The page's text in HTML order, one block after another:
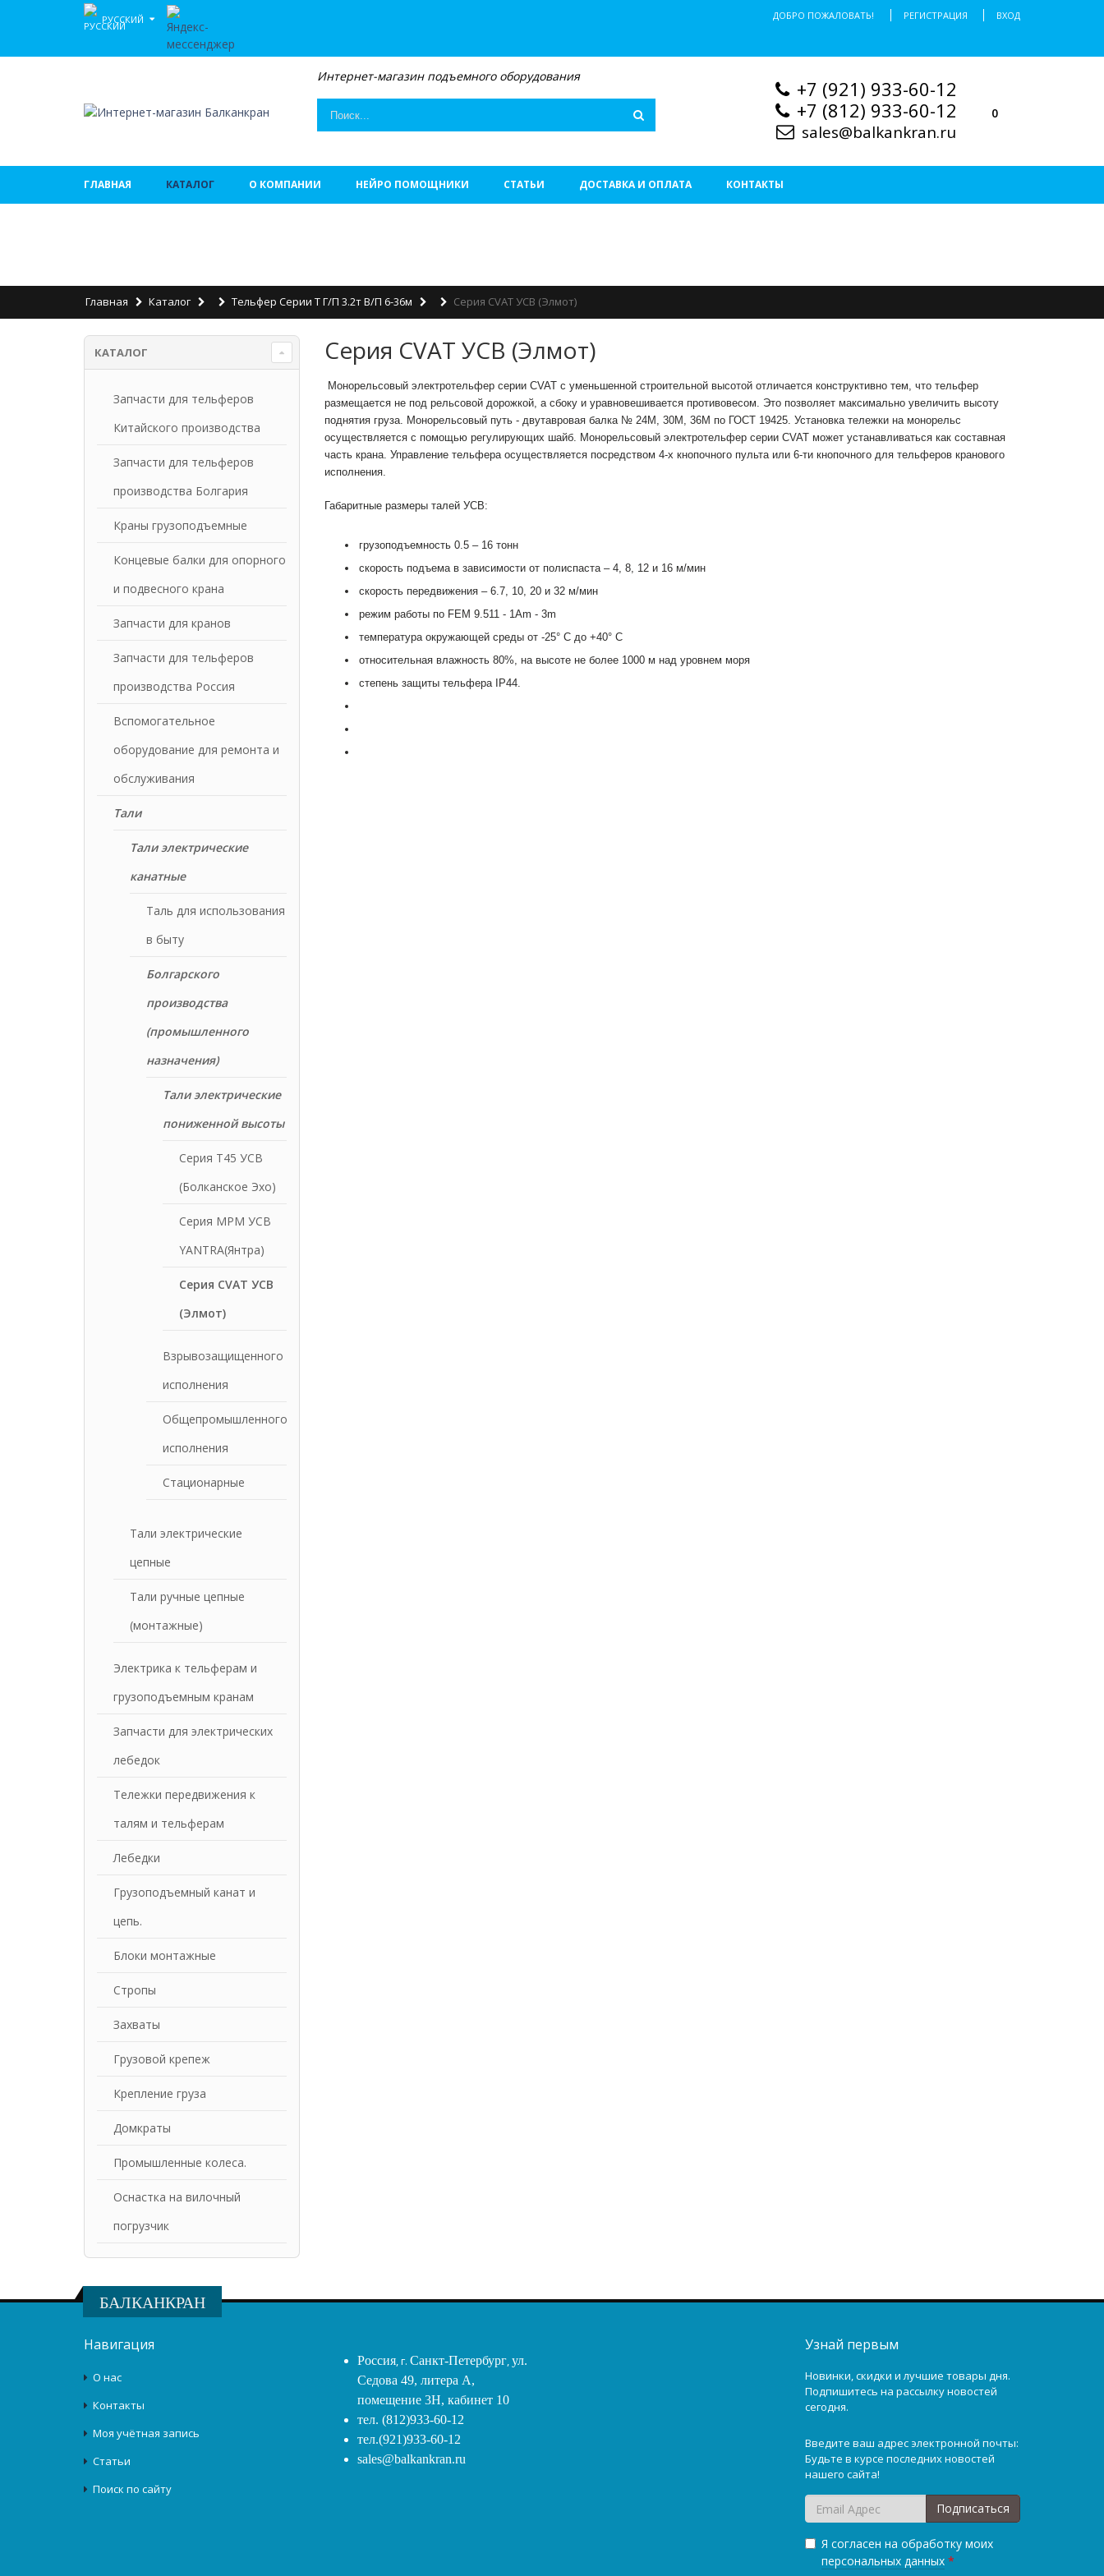
РУССКИЙ РЕГИСТРАЦИЯ ВХОД
ДОБРО ПОЖАЛОВАТЬ!
+7 (921) 933-60-12
+7 (812) 933-60-12
sales@balkankran.ru
0
Интернет-магазин подъемного оборудования
ГЛАВНАЯ КАТАЛОГ О КОМПАНИИ НЕЙРО ПОМОЩНИКИ СТАТЬИ ДОСТАВКА И ОПЛАТА КОНТАКТЫ
Главная Каталог Тельфер Серии Т Г/п 3.2т В/п 6-36м Серия CVAT УСВ (Элмот)
КАТАЛОГ
Запчасти для тельферов
Китайского производства
Запчасти для тельферов
производства Болгария
Краны грузоподъемные
Концевые балки для опорного
и подвесного крана
Запчасти для кранов
Запчасти для тельферов
производства Россия
Вспомогательное
оборудование для ремонта и
обслуживания
Тали
Тали электрические
канатные
Таль для использования
в быту
Болгарского
производства
(промышленного
назначения)
Тали электрические
пониженной высоты
Серия Т45 УСВ
(Болканское Эхо)
Серия МРМ УСВ
YANTRA(Янтра)
Серия CVAT УСВ
(Элмот)
Взрывозащищенного
исполнения
Общепромышленного
исполнения
Стационарные
Тали электрические
цепные
Тали ручные цепные
(монтажные)
Электрика к тельферам и
грузоподъемным кранам
Запчасти для электрических
лебедок
Тележки передвижения к
талям и тельферам
Лебедки
Грузоподъемный канат и
цепь.
Блоки монтажные
Стропы
Захваты
Грузовой крепеж
Крепление груза
Домкраты
Промышленные колеса.
Оснастка на вилочный
погрузчик
Серия CVAT УСВ (Элмот)
Монорельсовый электротельфер серии CVAT с уменьшенной строительной высотой отличается конструктивно тем, что тельфер
размещается не под рельсовой дорожкой, а сбоку и уравновешивается противовесом. Это позволяет максимально увеличить высоту
поднятия груза. Монорельсовый путь - двутавровая балка № 24М, 30М, 36М по ГОСТ 19425. Установка тележки на монорельс
осуществляется с помощью регулирующих шайб. Монорельсовый электротельфер серии CVAT может устанавливаться как составная
часть крана. Управление тельфера осуществляется посредством 4-х кнопочного пульта или 6-ти кнопочного для тельферов кранового
исполнения.
Габаритные размеры талей УСВ:
грузоподъемность 0.5 – 16 тонн
скорость подъема в зависимости от полиспаста – 4, 8, 12 и 16 м/мин
скорость передвижения – 6.7, 10, 20 и 32 м/мин
режим работы по FEM 9.511 - 1Am - 3m
температура окружающей среды от -25° С до +40° С
относительная влажность 80%, на высоте не более 1000 м над уровнем моря
степень защиты тельфера IP44.
БАЛКАНКРАН
Навигация
О нас
Контакты
Моя учётная запись
Статьи
Поиск по сайту
Россия, г. Санкт-Петербург,ул.
Седова 49, литера А,
помещение 3Н, кабинет 10
тел. (812)933-60-12
тел.(921)933-60-12
sales@balkankran.ru
Узнай первым
Новинки, скидки и лучшие товары дня.
Подпишитесь на рассылку новостей
сегодня.
Введите ваш адрес электронной почты:
Будьте в курсе последних новостей
нашего сайта!
Я согласен на обработку моих
персональных данных *
Подписаться